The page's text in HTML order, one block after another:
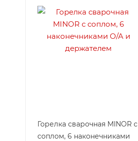
Горелка сварочная MINOR с
соплом, 6 наконечниками